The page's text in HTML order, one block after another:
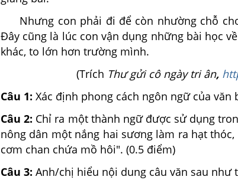
Nhưng con phải đi để còn nhường chỗ
Đây cũng là lúc con vận dụng những bài học
khác, to lớn hơn trường mình.
(Trích Thư gửi cô ngày tri ân,
Câu 1: Xác định phong cách ngôn ngữ của văn
Câu 2: Chỉ ra một thành ngữ được sử dụng
nông dân một nắng hai sương làm ra hạt
cơm chan chứa mồ hôi". (0.5 điểm)
Câu 3: Anh/chị hiểu nội dung câu văn sau như